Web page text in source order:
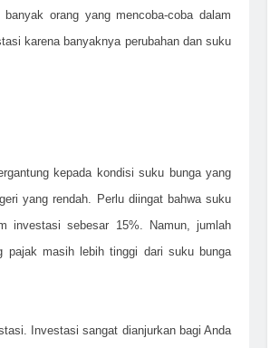
orang yang mencoba-coba dalam
karena banyaknya perubahan dan suku
kepada kondisi suku bunga yang
yang rendah. Perlu diingat bahwa suku
investasi sebesar 15%. Namun, jumlah
pajak masih lebih tinggi dari suku bunga
Investasi sangat dianjurkan bagi Anda